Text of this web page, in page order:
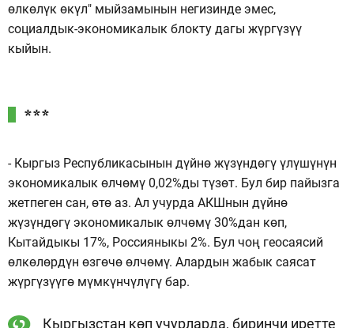
өлкөлүк өкүл" мыйзамынын негизинде эмес,
социалдык-экономикалык блокту дагы жүргүзүү
кыйын.
***
- Кыргыз Республикасынын дүйнө жүзүндөгү үлүшүнүн
экономикалык өлчөмү 0,02%ды түзөт. Бул бир пайызга
жетпеген сан, өтө аз. Ал учурда АКШнын дүйнө
жүзүндөгү экономикалык өлчөмү 30%дан көп,
Кытайдыкы 17%, Россияныкы 2%. Бул чоң геосаясий
өлкөлөрдүн өзгөчө өлчөмү. Алардын жабык саясат
жүргүзүүгө мүмкүнчүлүгү бар.
Кыргызстан көп учурларда, биринчи иретте